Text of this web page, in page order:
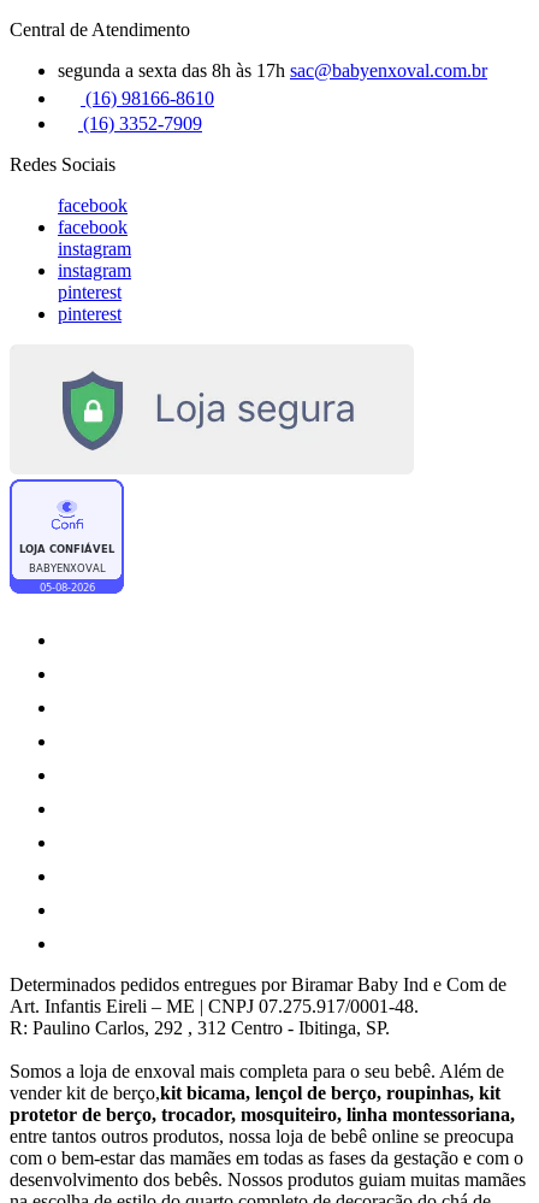
Central de Atendimento
segunda a sexta das 8h às 17h sac@babyenxoval.com.br
(16) 98166-8610
(16) 3352-7909
Redes Sociais
facebook
facebook
instagram
instagram
pinterest
pinterest
Determinados pedidos entregues por Biramar Baby Ind e Com de
Art. Infantis Eireli – ME | CNPJ 07.275.917/0001-48.
R: Paulino Carlos, 292 , 312 Centro - Ibitinga, SP.
Somos a loja de enxoval mais completa para o seu bebê. Além de
vender kit de berço,kit bicama, lençol de berço, roupinhas, kit
protetor de berço, trocador, mosquiteiro, linha montessoriana,
entre tantos outros produtos, nossa loja de bebê online se preocupa
com o bem-estar das mamães em todas as fases da gestação e com o
desenvolvimento dos bebês. Nossos produtos guiam muitas mamães